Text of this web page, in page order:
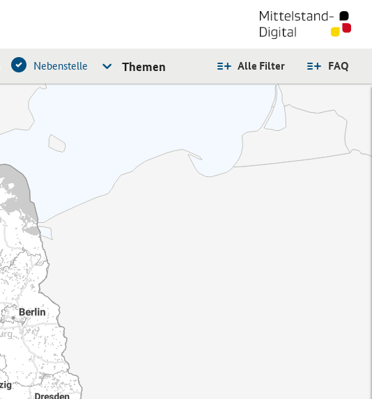
FAQ
Alle Filter
Nebenstelle Themen